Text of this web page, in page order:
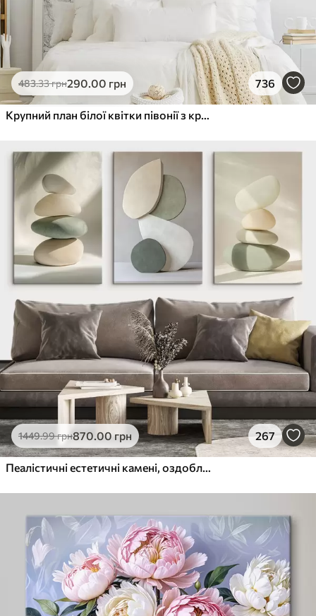
483.33грн290.00 грн 736
Крупний план білої квітки півонії з крапельками води на пелюстках на розмитому фоні
1449.99грн870.00 грн 267
Пеалістичні естетичні камені, оздоблення будинку, природне освітлення